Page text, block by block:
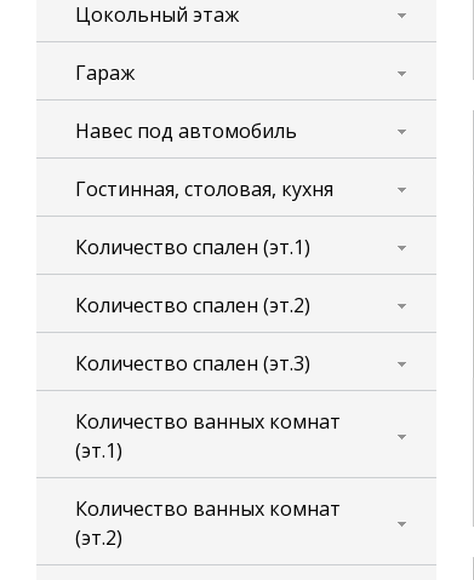
Цокольный этаж
Гараж
Навес под автомобиль
Гостинная, столовая, кухня
Количество спален (эт.1)
Количество спален (эт.2)
Количество спален (эт.3)
Количество ванных комнат
(эт.1)
Количество ванных комнат
(эт.2)